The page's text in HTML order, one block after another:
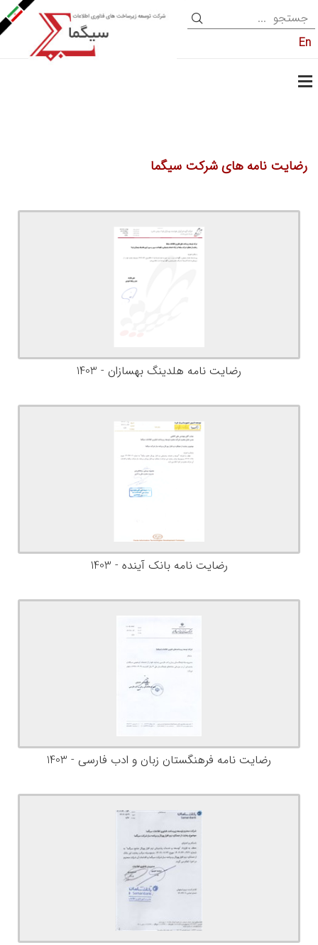
En
رضایت نامه های شرکت سیگما
رضایت نامه هلدینگ بهسازان - 1403
رضایت نامه بانک آینده - 1403
رضایت نامه فرهنگستان زبان و ادب فارسی - 1403